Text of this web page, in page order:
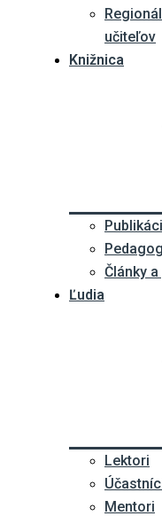
učiteľov
Knižnica
Články
Ľudia
Lektori
Mentori